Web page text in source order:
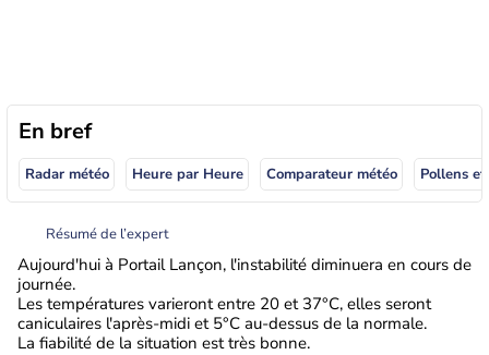
En bref
Radar météo Heure par Heure Comparateur météo Pollens
Résumé de l’expert
Aujourd'hui à Portail Lançon, l'instabilité diminuera en cours de
journée.
Les températures varieront entre 20 et 37°C, elles seront
caniculaires l'après-midi et 5°C au-dessus de la normale.
La fiabilité de la situation est très bonne.